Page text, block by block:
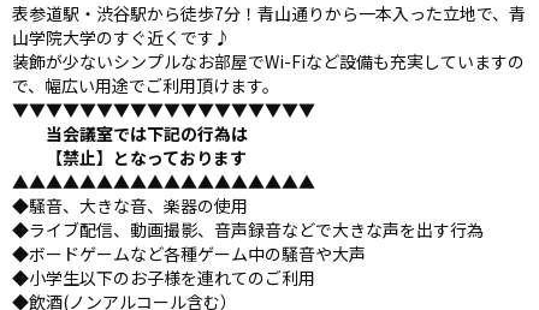
表参道駅・渋谷駅から徒歩7分！青山通りから一本入った立地で、青
山学院大学のすぐ近くです♪
装飾が少ないシンプルなお部屋でWi-Fiなど設備も充実していますの
で、幅広い用途でご利用頂けます。
▼▼▼▼▼▼▼▼▼▼▼▼▼▼▼▼▼▼
当会議室では下記の行為は
【禁止】となっております
▲▲▲▲▲▲▲▲▲▲▲▲▲▲▲▲▲▲
◆騒音、大きな音、楽器の使用
◆ライブ配信、動画撮影、音声録音などで大きな声を出す行為
◆ボードゲームなど各種ゲーム中の騒音や大声
◆小学生以下のお子様を連れてのご利用
◆飲酒(ノンアルコール含む）